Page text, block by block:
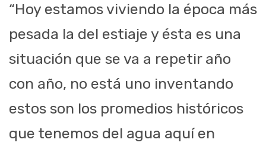
“Hoy estamos viviendo la época más
pesada la del estiaje y ésta es una
situación que se va a repetir año
con año, no está uno inventando
estos son los promedios históricos
que tenemos del agua aquí en